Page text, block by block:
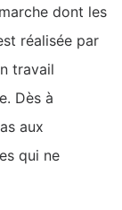
dont les
réalisée par
travail
Dès à
aux
qui ne